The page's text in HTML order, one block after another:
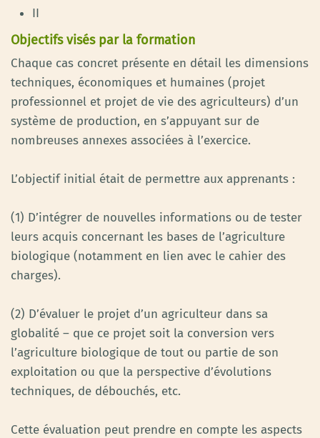
II
Objectifs visés par la formation
Chaque cas concret présente en détail les dimensions
techniques, économiques et humaines (projet
professionnel et projet de vie des agriculteurs) d’un
système de production, en s’appuyant sur de
nombreuses annexes associées à l’exercice.
L’objectif initial était de permettre aux apprenants :
(1) D’intégrer de nouvelles informations ou de tester
leurs acquis concernant les bases de l’agriculture
biologique (notamment en lien avec le cahier des
charges).
(2) D’évaluer le projet d’un agriculteur dans sa
globalité – que ce projet soit la conversion vers
l’agriculture biologique de tout ou partie de son
exploitation ou que la perspective d’évolutions
techniques, de débouchés, etc.
Cette évaluation peut prendre en compte les aspects